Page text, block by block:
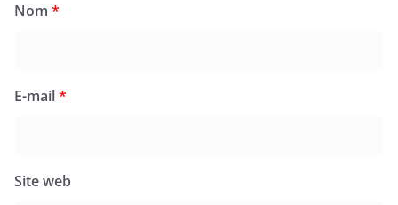
Nom *
E-mail*
Site web